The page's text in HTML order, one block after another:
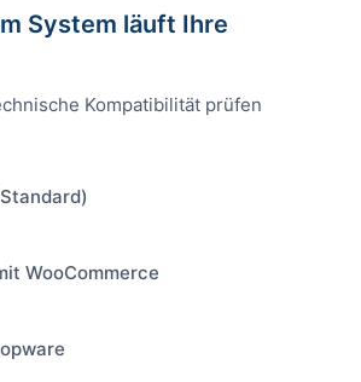
System läuft Ihre
Kompatibilität prüfen
WooCommerce